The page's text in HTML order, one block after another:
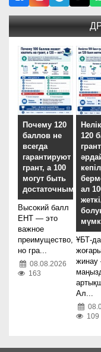
Почему 120
баллов не
всегда
гарантируют
грант, а 100
могут быть
достаточными?
Высокий балл
ЕНТ — это
важное
преимущество,
но гра...
08.08.2026
163
120
ал
ҰБТ-
Ал...
109